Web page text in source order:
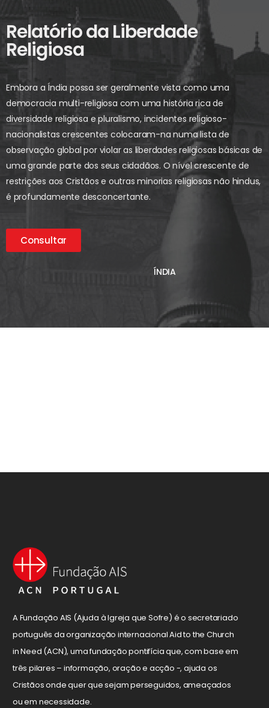
Relatório da Liberdade
Religiosa
Embora a Índia possa ser geralmente vista como uma
democracia multi-religiosa com uma história rica de
diversidade religiosa e pluralismo, incidentes religioso-
nacionalistas crescentes colocaram-na numa lista de
observação global por violar as liberdades religiosas básicas de
uma grande parte dos seus cidadãos. O nível crescente de
restrições aos Cristãos e outras minorias religiosas não hindus,
é profundamente desconcertante.
Consultar
ÍNDIA
A Fundação AIS (Ajuda à Igreja que Sofre) é o secretariado
português da organização internacional Aid to the Church
in Need (ACN), uma fundação pontifícia que, com base em
três pilares – informação, oração e acção -, ajuda os
Cristãos onde quer que sejam perseguidos, ameaçados
ou em necessidade.